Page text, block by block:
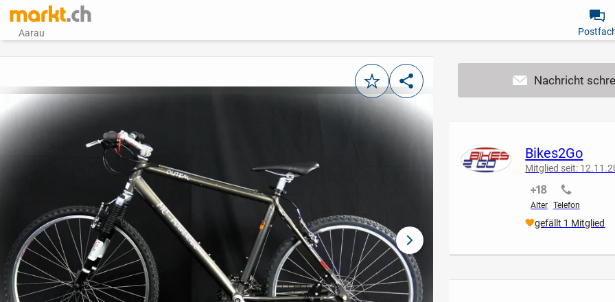
Aarau
MerkenTeilen
vorheriges Bild nächstes Bild
Bikes2Go
Mitglied seit:
Alter
nicht verifiziert
Telefon
nicht
gefällt 1 Mitglied